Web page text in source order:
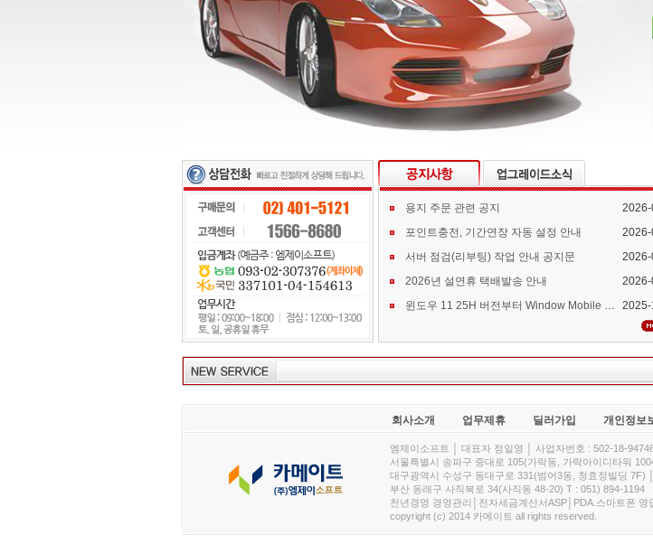
용지 주문 관련 공지
포인트충전, 기간연장 자동 설정 안내
서버 점검(리부팅) 작업 안내 공지문
2026년 설연휴 택배발송 안내
윈도우 11 25H 버전부터 Window Mobile Device Center 지원 중단 안내
2025-
회사소개 업무제휴 딜러가입 개인정보
엠제이소프트 │ 대표자 정일영 │ 사업자번호 : 502-18-
서울특별시 송파구 중대로 105(가락동, 가락아이디타워
대구광역시 수성구 동대구로 331(범어3동, 청효정빌딩 7F)
부산 동래구 사직북로 34(사직동 48-20) T : 051) 894-1194
천년경영 경영관리│전자세금계산서ASP│PDA.스마트폰
copyright (c) 2014 카메이트 all rights reserved.